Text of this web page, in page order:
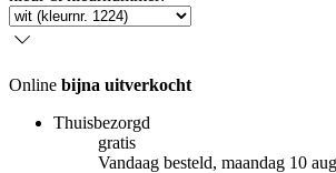
Online bijna uitverkocht
Thuisbezorgd
gratis
Vandaag besteld, maandag 10